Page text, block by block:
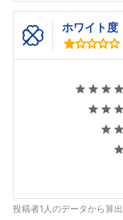
ホワイト度
投稿者1人のデータから算出